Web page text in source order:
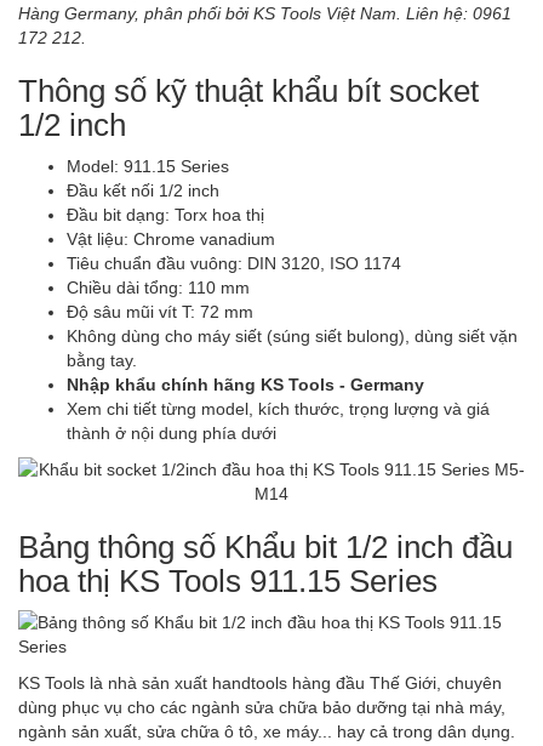
Hàng Germany, phân phối bởi KS Tools Việt Nam. Liên hệ: 0961
172 212.
Thông số kỹ thuật khẩu bít socket
1/2 inch
Model: 911.15 Series
Đầu kết nối 1/2 inch
Đầu bit dạng: Torx hoa thị
Vật liệu: Chrome vanadium
Tiêu chuẩn đầu vuông: DIN 3120, ISO 1174
Chiều dài tổng: 110 mm
Độ sâu mũi vít T: 72 mm
Không dùng cho máy siết (súng siết bulong), dùng siết vặn
bằng tay.
Nhập khẩu chính hãng KS Tools - Germany
Xem chi tiết từng model, kích thước, trọng lượng và giá
thành ở nội dung phía dưới
Bảng thông số Khẩu bit 1/2 inch đầu
hoa thị KS Tools 911.15 Series
KS Tools là nhà sản xuất handtools hàng đầu Thế Giới, chuyên
dùng phục vụ cho các ngành sửa chữa bảo dưỡng tại nhà máy,
ngành sản xuất, sửa chữa ô tô, xe máy... hay cả trong dân dụng.